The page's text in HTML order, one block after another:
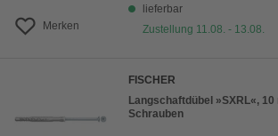
Merken
lieferbar
Zustellung 11.08. - 13.08.
FISCHER
Langschaftdübel »SXRL«,
Schrauben